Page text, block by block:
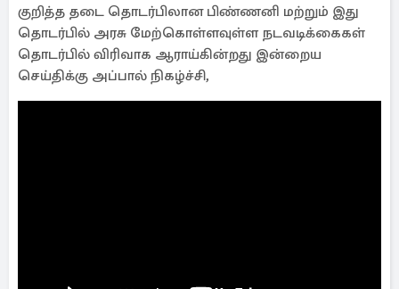
குறித்த தடை தொடர்பிலான பிண்ணனி மற்றும் இது
தொடர்பில் அரசு மேற்கொள்ளவுள்ள நடவடிக்கைகள்
தொடர்பில் விரிவாக ஆராய்கின்றது இன்றைய
செய்திக்கு அப்பால் நிகழ்ச்சி,